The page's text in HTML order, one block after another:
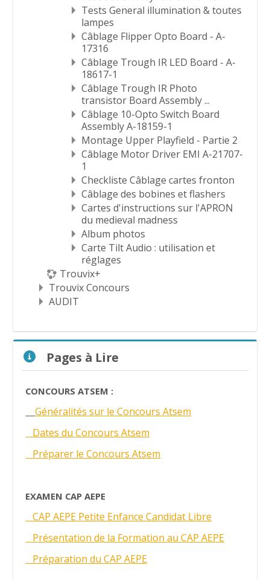
Tests General illumination & toutes
lampes
Câblage Flipper Opto Board - A-
17316
Câblage Trough IR LED Board - A-
18617-1
Câblage Trough IR Photo
transistor Board Assembly ...
Câblage 10-Opto Switch Board
Assembly A-18159-1
Montage Upper Playfield - Partie 2
Câblage Motor Driver EMI A-21707-
1
Checkliste Câblage cartes fronton
Câblage des bobines et flashers
Cartes d'instructions sur l'APRON
du medieval madness
Album photos
Carte Tilt Audio : utilisation et
réglages
Trouvix+
Trouvix Concours
AUDIT
Pages à Lire
CONCOURS ATSEM :
Généralités sur le Concours Atsem
Dates du Concours Atsem
Préparer le Concours Atsem
EXAMEN CAP AEPE
CAP AEPE Petite Enfance Candidat Libre
Présentation de la Formation au CAP AEPE
Préparation du CAP AEPE